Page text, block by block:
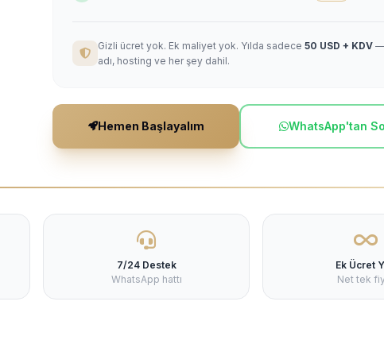
Gizli ücret yok. Ek maliyet yok. Yılda sadece 50 USD + KDV —
adı, hosting ve her şey dahil.
Hemen Başlayalım WhatsApp'tan
7/24 Destek
WhatsApp hattı
Ek Ücret
Net tek